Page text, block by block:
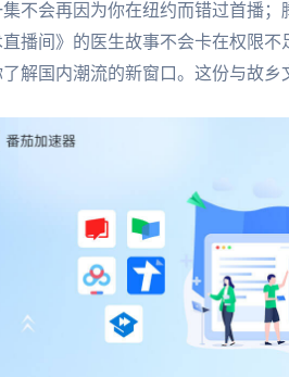
不会再因为你在纽约而错过首播
播间》的医生故事不会卡在权限
解国内潮流的新窗口。这份与故乡